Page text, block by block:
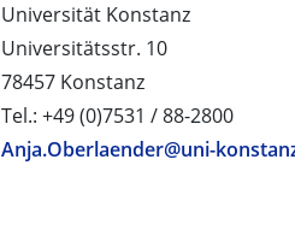
Universität Konstanz
Universitätsstr. 10
78457 Konstanz
Tel.: +49 (0)7531 / 88-2800
Anja.Oberlaender@uni-